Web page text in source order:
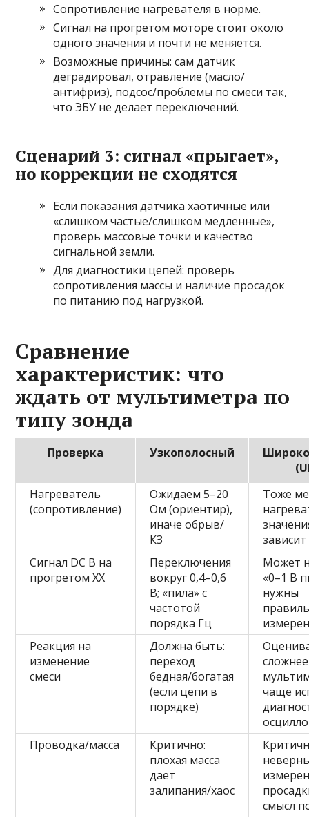
Сопротивление нагревателя в норме.
Сигнал на прогретом моторе стоит около
одного значения и почти не меняется.
Возможные причины: сам датчик
деградировал, отравление (масло/
антифриз), подсос/проблемы по смеси так,
что ЭБУ не делает переключений.
Сценарий 3: сигнал «прыгает»,
но коррекции не сходятся
Если показания датчика хаотичные или
«слишком частые/слишком медленные»,
проверь массовые точки и качество
сигнальной земли.
Для диагностики цепей: проверь
сопротивления массы и наличие просадок
по питанию под нагрузкой.
Сравнение
характеристик: что
ждать от мультиметра по
типу зонда
Проверка Узкополосный
Нагреватель
(сопротивление)
Ожидаем 5–20
Ом (ориентир),
иначе обрыв/
КЗ
Тоже
Сигнал DC В на
прогретом ХХ
Переключения
вокруг 0,4–0,6
В; «пила» с
частотой
порядка Гц
Может
«0–1 В
нужны
Реакция на
изменение
смеси
Должна быть:
переход
бедная/богатая
(если цепи в
порядке)
сложнее
чаще
Проводка/масса
Критично:
плохая масса
дает
залипания/хаос
смысл